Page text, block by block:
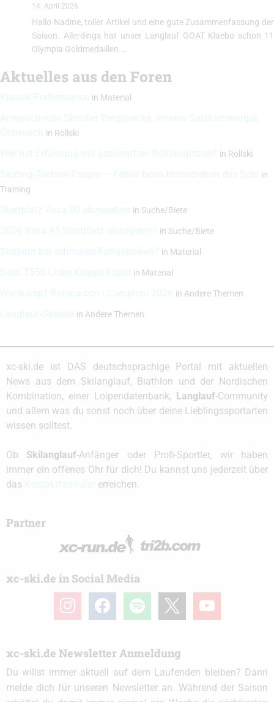
14. April 2026
Hallo Nadine, toller Artikel und eine gute Zusammenfassung der
Saison. Allerdings hat unser Langlauf GOAT Klaebo schon 11
Olympia Goldmedaillen.…
Aktuelles aus den Foren
Klassik-Performance in Material
Anspruchvolle Skiroller Bergstrecke, inneres Salzkammergut,
Österreich in Rollski
Wer hat Erfahrung mit gedämpften Rollskispitzen? in Rollski
Skating-Technik-Fragen – Fehler beim Heranziehen des Schi
in
Training
Startplatz Vasa 90 abzugeben in Suche/Biete
2026 Vasa 45 Startplatz abzugeben! in Suche/Biete
Stolpern bei schmalen Fußgelenken? in Material
Swix T550 Linke Klappe kaput in Material
Wettkampf Rampa con i Campioni 2026 in Andere Themen
Langlauf-Gebiete in Andere Themen
xc-ski.de ist DAS deutschsprachige Portal mit aktuellen
News aus dem Skilanglauf, Biathlon und der Nordischen
Kombination, einer Loipendatenbank, Langlauf-Community
und allem was du sonst noch über deine Lieblingssportarten
wissen solltest.
Ob Skilanglauf-Anfänger oder Profi-Sportler, wir haben
immer ein offenes Ohr für dich! Du kannst uns jederzeit über
das
erreichen.
Partner
xc-ski.de in Social Media
instagramfacebook spotify youtube
xc-ski.de Newsletter Anmeldung
Du willst immer aktuell auf dem Laufenden bleiben? Dann
melde dich für unseren Newsletter an. Während der Saison